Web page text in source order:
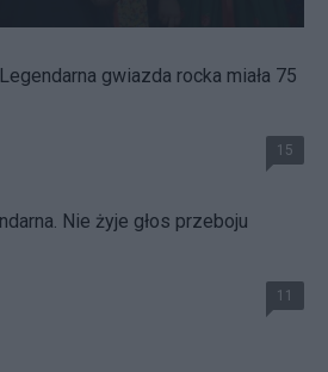
gwiazda rocka miała 75
15
Nie żyje głos przeboju
11